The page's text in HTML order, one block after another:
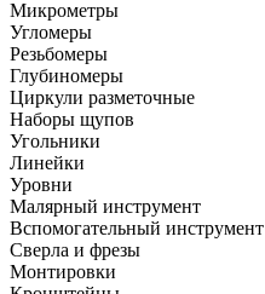
Микрометры
Угломеры
Резьбомеры
Глубиномеры
Циркули разметочные
Наборы щупов
Угольники
Линейки
Уровни
Малярный инструмент
Вспомогательный инструмент
Сверла и фрезы
Монтировки